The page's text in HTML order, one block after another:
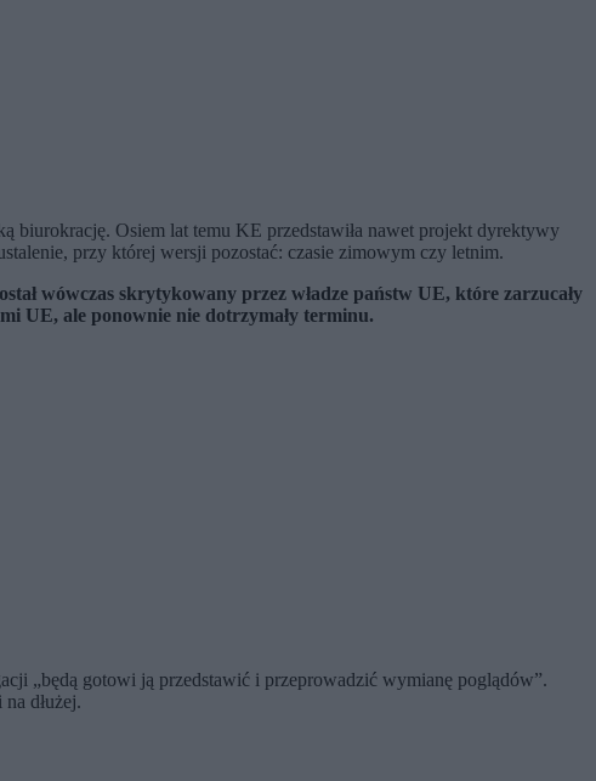
biurokrację. Osiem lat temu KE przedstawiła nawet projekt dyrektywy
przy której wersji pozostać: czasie zimowym czy letnim.
wówczas skrytykowany przez władze państw UE, które zarzucały
UE, ale ponownie nie dotrzymały terminu.
„będą gotowi ją przedstawić i przeprowadzić wymianę poglądów”.
dłużej.